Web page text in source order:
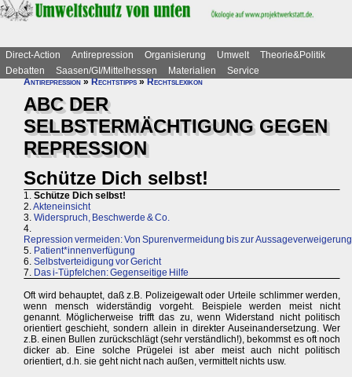
Direct-Action Antirepression Organisierung Umwelt
Theorie&Politik
Debatten
Saasen/GI/Mittelhessen Materialien
Service
Antirepression»Rechtstipps»Rechtslexikon
ABC DER
SELBSTERMÄCHTIGUNG GEGEN
REPRESSION
Schütze Dich selbst!
1. Schütze Dich selbst!
2.Akteneinsicht
3. Widerspruch, Beschwerde & Co.
4.
Repression vermeiden: Von Spurenvermeidung bis zur Aussageverweigerung
5. Patient*innenverfügung
6. Selbstverteidigung vor Gericht
7. Das i-Tüpfelchen: Gegenseitige Hilfe
Oft wird behauptet, daß z.B. Polizeigewalt oder Urteile schlimmer werden,
wenn mensch widerständig vorgeht. Beispiele werden meist nicht
genannt. Möglicherweise trifft das zu, wenn Widerstand nicht politisch
orientiert geschieht, sondern allein in direkter Auseinandersetzung. Wer
z.B. einen Bullen zurückschlägt (sehr verständlich!), bekommst es oft noch
dicker ab. Eine solche Prügelei ist aber meist auch nicht politisch
orientiert, d.h. sie geht nicht nach außen, vermittelt nichts usw.